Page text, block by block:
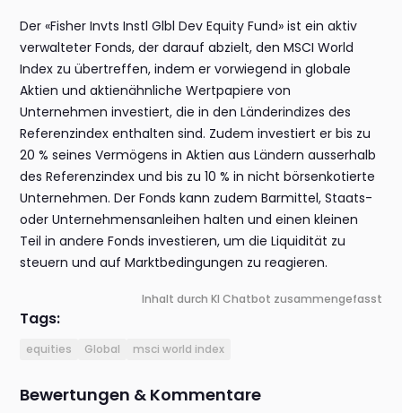
Der «Fisher Invts Instl Glbl Dev Equity Fund» ist ein aktiv
verwalteter Fonds, der darauf abzielt, den MSCI World
Index zu übertreffen, indem er vorwiegend in globale
Aktien und aktienähnliche Wertpapiere von
Unternehmen investiert, die in den Länderindizes des
Referenzindex enthalten sind. Zudem investiert er bis zu
20 % seines Vermögens in Aktien aus Ländern ausserhalb
des Referenzindex und bis zu 10 % in nicht börsenkotierte
Unternehmen. Der Fonds kann zudem Barmittel, Staats-
oder Unternehmensanleihen halten und einen kleinen
Teil in andere Fonds investieren, um die Liquidität zu
steuern und auf Marktbedingungen zu reagieren.
Inhalt durch KI Chatbot zusammengefasst
Tags:
equities Global msci world index
Bewertungen & Kommentare